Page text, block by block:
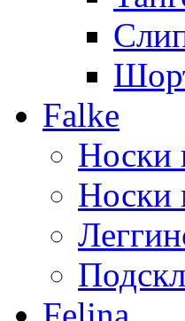
Falke
Носки
Носки